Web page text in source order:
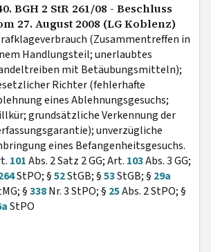
BGH 2 StR 261/08 - Beschluss
27. August 2008 (LG Koblenz)
(Zusammentreffen in
Handlungsteil; unerlaubtes
mit Betäubungsmitteln);
Richter (fehlerhafte
eines Ablehnungsgesuchs;
grundsätzliche Verkennung der
unverzügliche
eines Befangenheitsgesuchs.
101Abs. 2 Satz 2 GG; Art. 103Abs. 3 GG;
StPO; §52StGB; §53StGB; § 29a
§338Nr. 3 StPO; § 25Abs. 2 StPO; §
StPO